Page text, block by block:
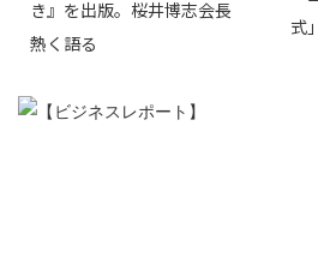
き』を出版。桜井博志会長
熱く語る
式